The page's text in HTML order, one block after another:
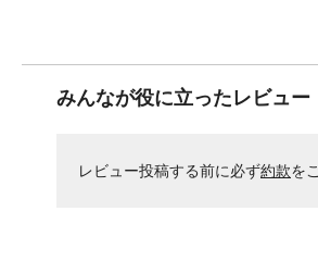
みんなが役に立ったレビュー
レビュー投稿する前に必ず約款を